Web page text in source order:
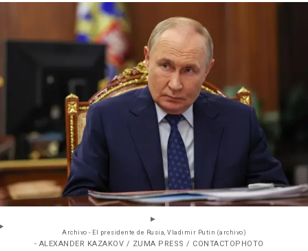
Archivo - El presidente de Rusia, Vladimir Putin (archivo)
- ALEXANDER KAZAKOV / ZUMA PRESS / CONTACTOPHOTO